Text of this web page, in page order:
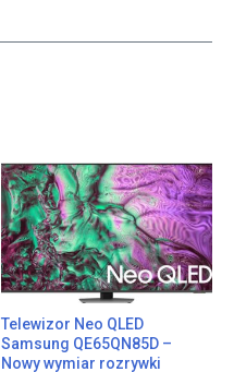
Telewizor Neo QLED
Samsung QE65QN85D –
Nowy wymiar rozrywki